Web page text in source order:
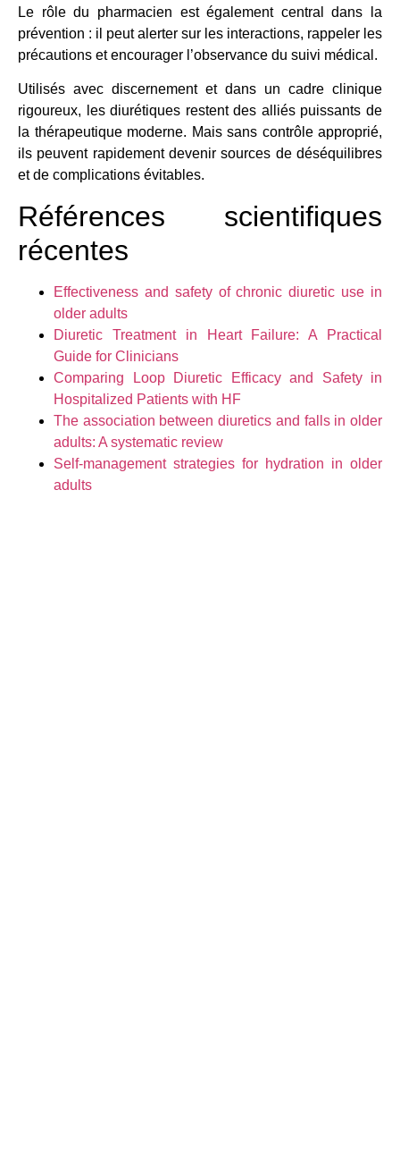
Le rôle du pharmacien est également central dans la
prévention : il peut alerter sur les interactions, rappeler les
précautions et encourager l’observance du suivi médical.
Utilisés avec discernement et dans un cadre clinique
rigoureux, les diurétiques restent des alliés puissants de
la thérapeutique moderne. Mais sans contrôle approprié,
ils peuvent rapidement devenir sources de déséquilibres
et de complications évitables.
Références scientifiques
récentes
Effectiveness and safety of chronic diuretic use in
older adults
Diuretic Treatment in Heart Failure: A Practical
Guide for Clinicians
Comparing Loop Diuretic Efficacy and Safety in
Hospitalized Patients with HF
The association between diuretics and falls in older
adults: A systematic review
Self-management strategies for hydration in older
adults